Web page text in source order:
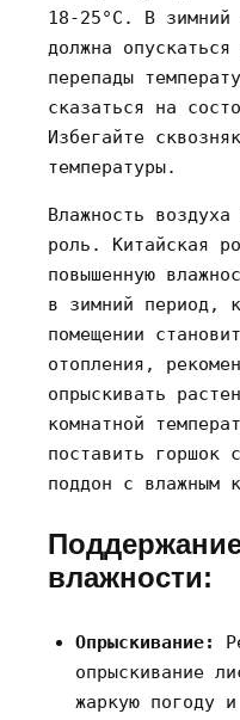
18-25°C. В зимний
должна
перепады
сказаться на
Избегайте
температуры.
Влажность
роль. Китайская
повышенную
в зимний период‚
помещении
отопления‚
опрыскивать
комнатной
поставить горшок
поддон с влажным
влажности:
Опрыскивание:
опрыскивание
жаркую погоду